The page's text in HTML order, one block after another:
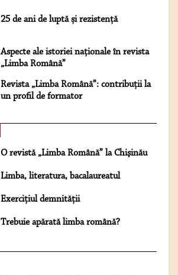
25 de ani de luptă și rezistență
Aspecte ale istoriei naţionale în revista
„Limba Română”
Revista „Limba Română”: contribuţii la
un profil de formator
O revistă „Limba Română” la Chişinău
Limba, literatura, bacalaureatul
Exercițiul demnității
Trebuie apărată limba română?